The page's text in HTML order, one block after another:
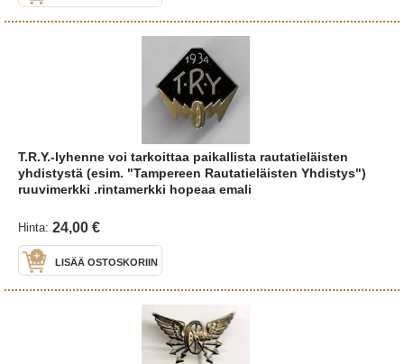
T.R.Y.-lyhenne voi tarkoittaa paikallista rautatieläisten
yhdistystä (esim. "Tampereen Rautatieläisten Yhdistys")
ruuvimerkki .rintamerkki hopeaa emali
Hinta: 24,00 €
LISÄÄ OSTOSKORIIN